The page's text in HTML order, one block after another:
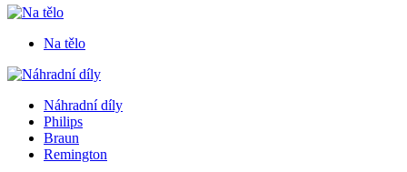
Na tělo
Náhradní díly
Philips
Braun
Remington